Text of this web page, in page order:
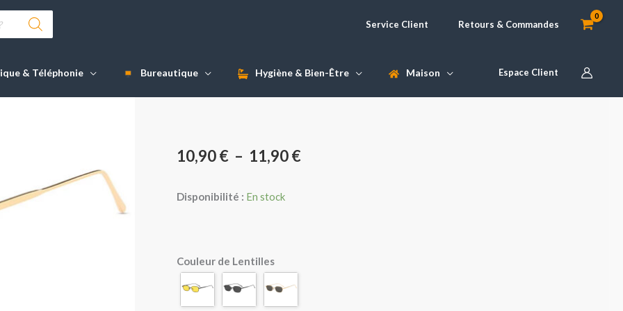
Service Client Retours & Commandes
& Téléphonie Bureautique Hygiène & Bien-Être Maison Espace Client
10,90€ – 11,90€Plage
Disponibilité : En stock
Couleur de Lentilles
de
Lunettes